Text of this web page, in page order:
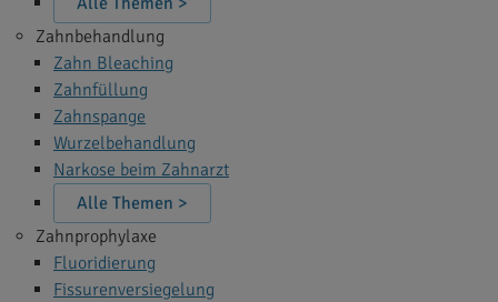
Zahnbehandlung
Zahn Bleaching
Zahnfüllung
Zahnspange
Wurzelbehandlung
Narkose beim Zahnarzt
Alle Themen >
Zahnprophylaxe
Fluoridierung
Fissurenversiegelung